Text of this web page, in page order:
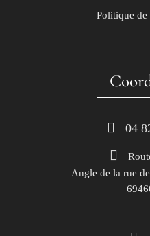
Politique
04
Angle de la rue